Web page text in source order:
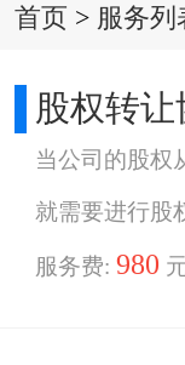
首页 > 服务列
股权转让
当公司的股权
就需要进行股
服务费:980